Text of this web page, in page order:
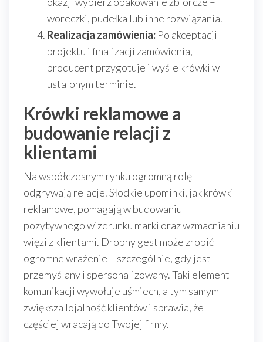
woreczki, pudełka lub inne rozwiązania.
Realizacja zamówienia: Po akceptacji
projektu i finalizacji zamówienia,
producent przygotuje i wyśle krówki w
ustalonym terminie.
Krówki reklamowe a
budowanie relacji z
klientami
Na współczesnym rynku ogromną rolę
odgrywają relacje. Słodkie upominki, jak krówki
reklamowe, pomagają w budowaniu
pozytywnego wizerunku marki oraz wzmacnianiu
więzi z klientami. Drobny gest może zrobić
ogromne wrażenie – szczególnie, gdy jest
przemyślany i spersonalizowany. Taki element
komunikacji wywołuje uśmiech, a tym samym
zwiększa lojalność klientów i sprawia, że
częściej wracają do Twojej firmy.